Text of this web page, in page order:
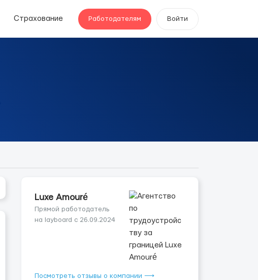
Страхование Работодателям Войти
Luxe Amouré
Прямой работодатель
на layboard с 26.09.2024
Посмотреть отзывы о компании ⟶